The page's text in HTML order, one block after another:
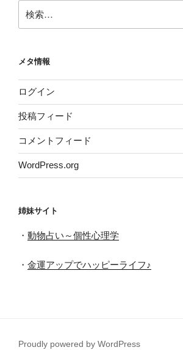
索:
メタ情報
ログイン
投稿フィード
コメントフィード
WordPress.org
姉妹サイト
・ 動物占い～個性心理学
・ 金運アップでハッピーライフ♪
Proudly powered by WordPress